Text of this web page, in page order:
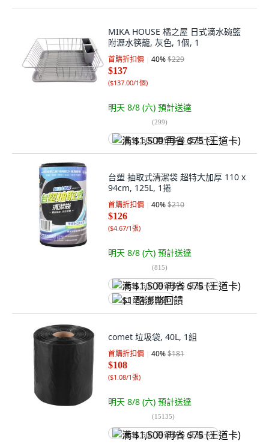
MIKA HOUSE 橘之屋 日式滴水碗籃
附瀝水筷籠, 灰色, 1個, 1
首購折扣價 40%$229
$137
($137.00/1個)
明天 8/8 (六) 預計送達
(299)
满 $1,500 再省 $75 (王道卡)
台塑 抽取式清潔袋 超特大加厚 110 x
94cm, 125L, 1捲
首購折扣價 40%$210
$126
($4.67/1張)
明天 8/8 (六) 預計送達
(815)
满 $1,500 再省 $75 (王道卡)
$1 酷澎幣回饋
comet 垃圾袋, 40L, 1組
首購折扣價 40%$181
$108
($1.08/1張)
明天 8/8 (六) 預計送達
(15135)
满 $1,500 再省 $75 (王道卡)